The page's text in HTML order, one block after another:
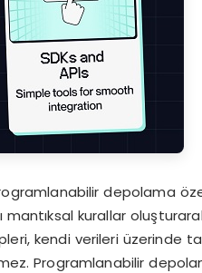
depolama
kurallar
kendi verileri üzerinde
Programlanabilir